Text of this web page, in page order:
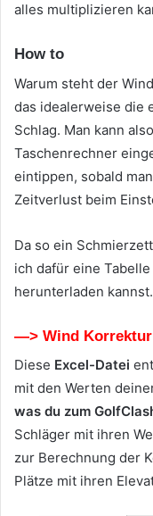
alles multiplizieren
How to
Warum steht der
das idealerweise die
Schlag. Man kann
Taschenrechner
eintippen, sobald
Zeitverlust beim
Da so ein
ich dafür eine
herunterladen kannst.
—> Wind
Diese Excel-Datei
mit den Werten
was du zum
Schläger mit ihren
zur Berechnung der
Plätze mit ihren